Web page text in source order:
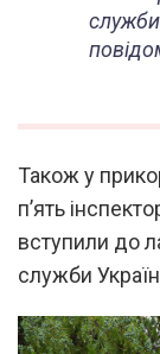
Також у
п’ять
вступили до
служби